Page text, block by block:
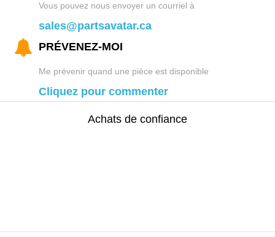
Vous pouvez nous envoyer un courriel à
sales@partsavatar.ca
PRÉVENEZ-MOI
Me prévenir quand une pièce est disponible
Cliquez pour commenter
Achats de confiance